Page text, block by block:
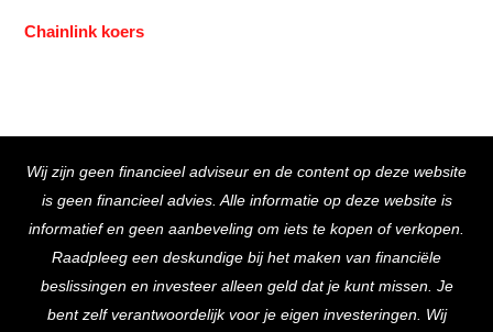
Chainlink koers
To
Top
Wij zijn geen financieel adviseur en de content op deze website
is geen financieel advies. Alle informatie op deze website is
informatief en geen aanbeveling om iets te kopen of verkopen.
Raadpleeg een deskundige bij het maken van financiële
beslissingen en investeer alleen geld dat je kunt missen. Je
bent zelf verantwoordelijk voor je eigen investeringen. Wij